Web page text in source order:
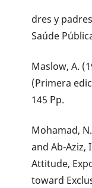
dres y
Saúde
Maslow, A.
(Primera
145 Pp.
Mohamad,
and Ab-Aziz,
Attitude,
toward